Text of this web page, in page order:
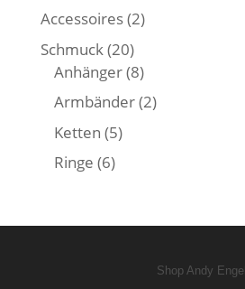
Accessoires(2)
Schmuck (20)
Anhänger(8)
Armbänder(2)
Ketten (5)
Ringe (6)
Shop Andy Engel